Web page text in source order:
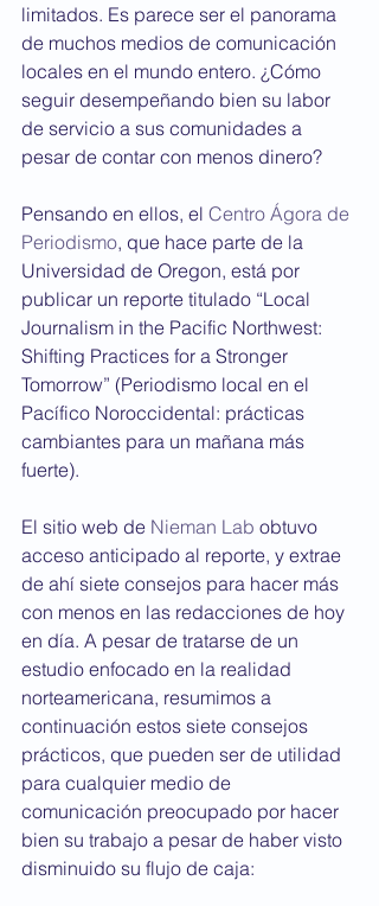
limitados. Es parece ser el panorama
de muchos medios de comunicación
locales en el mundo entero. ¿Cómo
seguir desempeñando bien su labor
de servicio a sus comunidades a
pesar de contar con menos dinero?
Pensando en ellos, el Centro Ágora de
Periodismo, que hace parte de la
Universidad de Oregon, está por
publicar un reporte titulado “Local
Journalism in the Pacific Northwest:
Shifting Practices for a Stronger
Tomorrow” (Periodismo local en el
Pacífico Noroccidental: prácticas
cambiantes para un mañana más
fuerte).
El sitio web de Nieman Lab obtuvo
acceso anticipado al reporte, y extrae
de ahí siete consejos para hacer más
con menos en las redacciones de hoy
en día. A pesar de tratarse de un
estudio enfocado en la realidad
norteamericana, resumimos a
continuación estos siete consejos
prácticos, que pueden ser de utilidad
para cualquier medio de
comunicación preocupado por hacer
bien su trabajo a pesar de haber visto
disminuido su flujo de caja: